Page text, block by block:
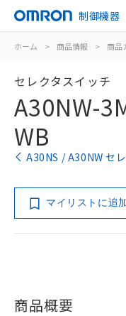
制御機器
ホーム > 商品情報 > 商品
セレクタスイッチ
A30NW-
WB
A30NS / A30NW セ
マイリストに追
商品概要